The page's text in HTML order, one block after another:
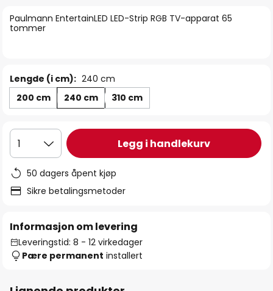
bildegalleri
Paulmann EntertainLED LED-Strip RGB TV-apparat 65
tommer
Lengde (i cm): 240 cm
200 cm
240 cm 310 cm
1 Legg i handlekurv
50 dagers åpent kjøp
Sikre betalingsmetoder
Informasjon om levering
Leveringstid: 8 - 12 virkedager
Pære permanent installert